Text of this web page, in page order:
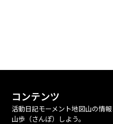
コンテンツ
活動日記モーメント地図山の情報
山歩（さんぽ）しよう。